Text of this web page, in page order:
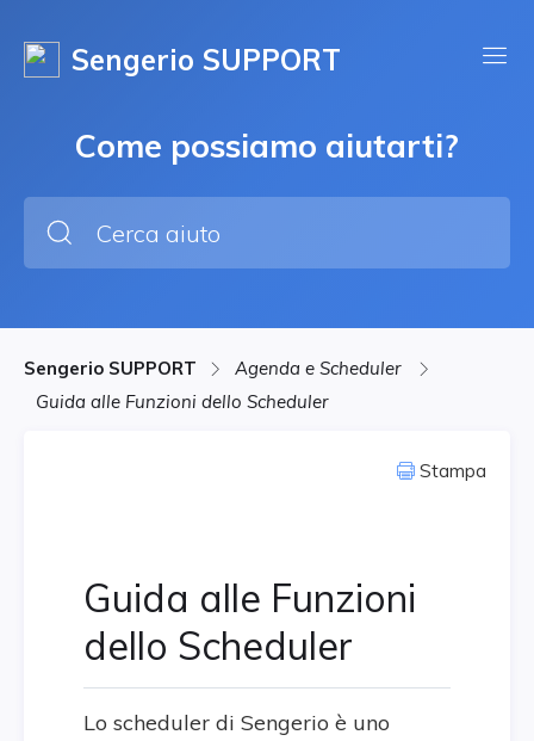
Sengerio SUPPORT
Come possiamo aiutarti?
Sengerio SUPPORT
Agenda e Scheduler
Guida alle Funzioni dello Scheduler
Stampa
Guida alle Funzioni
dello Scheduler
Lo scheduler di Sengerio è uno